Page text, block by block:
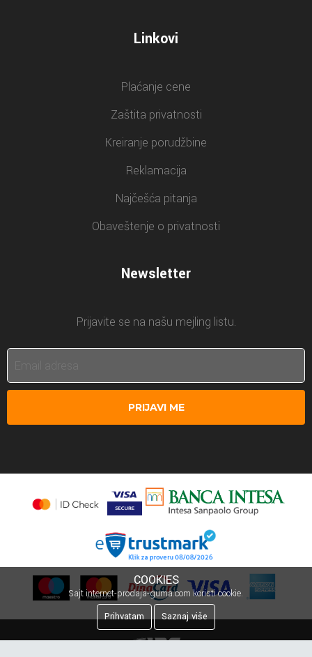
Linkovi
Plaćanje cene
Zaštita privatnosti
Kreiranje porudžbine
Reklamacija
Najčešća pitanja
Obaveštenje o privatnosti
Newsletter
Prijavite se na našu mejling listu.
PRIJAVI ME
COOKIES
Sajt internet-prodaja-guma.com koristi cookie.
Prihvatam
Saznaj više